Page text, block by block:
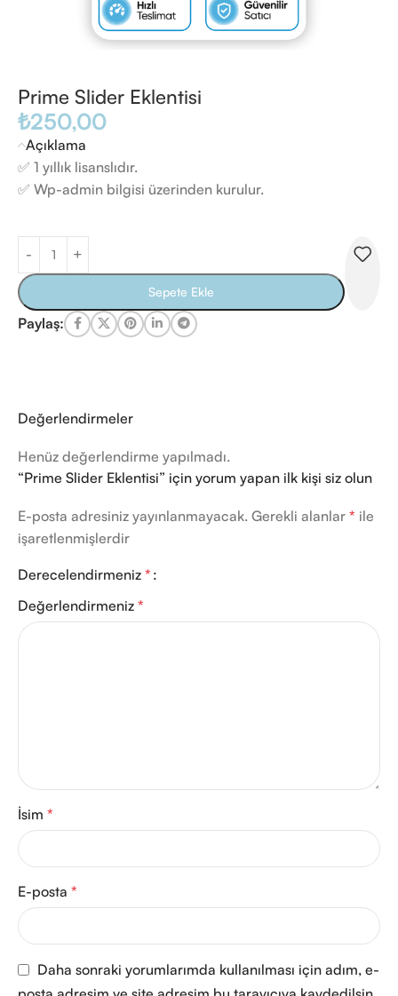
Prime Slider Eklentisi
₺250,00
Açıklama
✅ 1 yıllık lisanslıdır.
✅ Wp-admin bilgisi üzerinden kurulur.
Sepete Ekle
Paylaş:
Değerlendirmeler
Henüz değerlendirme yapılmadı.
“Prime Slider Eklentisi” için yorum yapan ilk kişi siz olun
E-posta adresiniz yayınlanmayacak. Gerekli alanlar * ile
işaretlenmişlerdir
Derecelendirmeniz *
Değerlendirmeniz *
İsim *
E-posta *
Daha sonraki yorumlarımda kullanılması için adım, e-